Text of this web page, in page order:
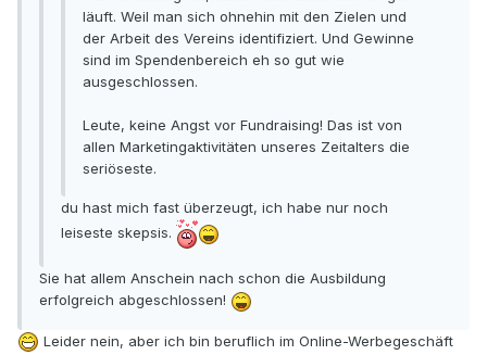
läuft. Weil man sich ohnehin mit den Zielen und
der Arbeit des Vereins identifiziert. Und Gewinne
sind im Spendenbereich eh so gut wie
ausgeschlossen.
Leute, keine Angst vor Fundraising! Das ist von
allen Marketingaktivitäten unseres Zeitalters die
seriöseste.
du hast mich fast überzeugt, ich habe nur noch
leiseste skepsis.
Sie hat allem Anschein nach schon die Ausbildung
erfolgreich abgeschlossen!
Leider nein, aber ich bin beruflich im Online-Werbegeschäft